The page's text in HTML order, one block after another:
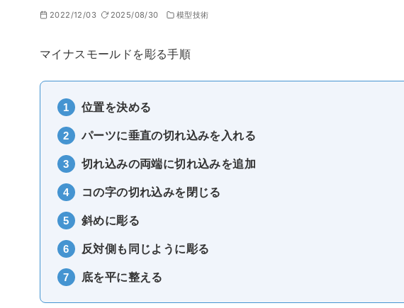
2022/12/03 2025/08/30 模型技術
マイナスモールドを彫る手順
位置を決める
パーツに垂直の切れ込みを入れる
切れ込みの両端に切れ込みを追加
コの字の切れ込みを閉じる
斜めに彫る
反対側も同じように彫る
底を平に整える